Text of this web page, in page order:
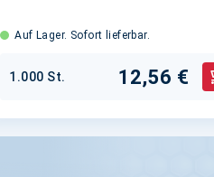
Auf Lager. Sofort lieferbar.
1.000 St. 12,56 €